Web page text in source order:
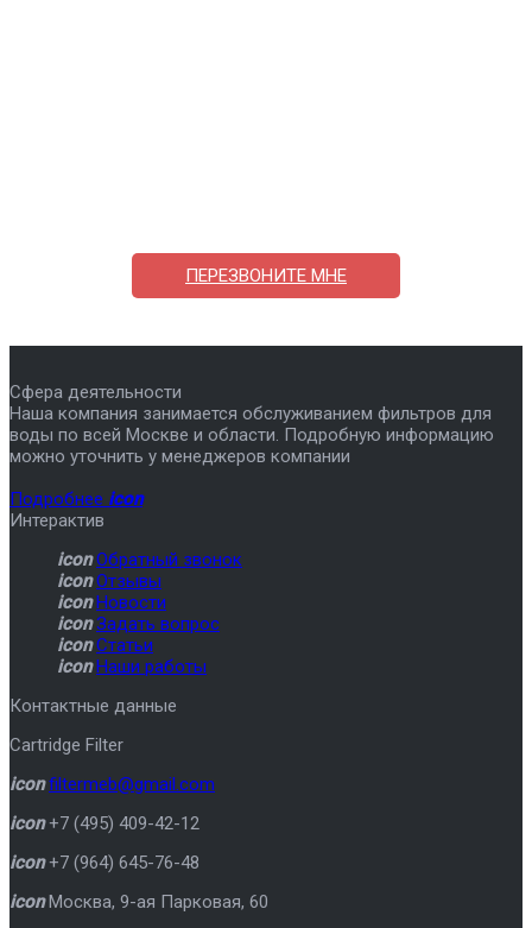
ПЕРЕЗВОНИТЕ МНЕ
Сфера деятельности
Наша компания занимается обслуживанием фильтров для
воды по всей Москве и области. Подробную информацию
можно уточнить у менеджеров компании
Подробнее icon
Интерактив
icon Обратный звонок
icon Отзывы
icon Новости
icon Задать вопрос
icon Статьи
icon Наши работы
Контактные данные
Cartridge Filter
icon filtermeb@gmail.com
icon +7 (495) 409-42-12
icon +7 (964) 645-76-48
icon Москва, 9-ая Парковая, 60